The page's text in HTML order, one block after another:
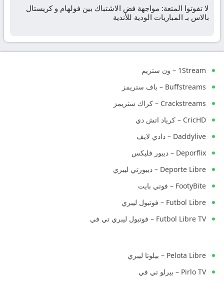
لا تفوتوا المتعة: مواجهة فض الاشتباك بين فولهام و كريستال
بالاس بـ المباريات الودية للأندية
1Stream – ون ستريم
Buffstreams – باف ستريمز
Crackstreams – كراك ستريمز
CricHD – كرياد اتش دي
Daddylive – دادي لايف
Deporflix – ديبور فليكس
Deporte Libre – ديبورتي ليبري
FootyBite – فوتي بايت
Futbol Libre – فوتبول ليبري
Futbol Libre TV – فوتبول ليبري تي في
Pelota Libre – بيلوتا ليبري
Pirlo TV – بيرلو تي في